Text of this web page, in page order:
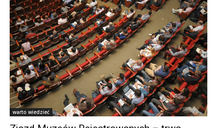
warto wiedzieć